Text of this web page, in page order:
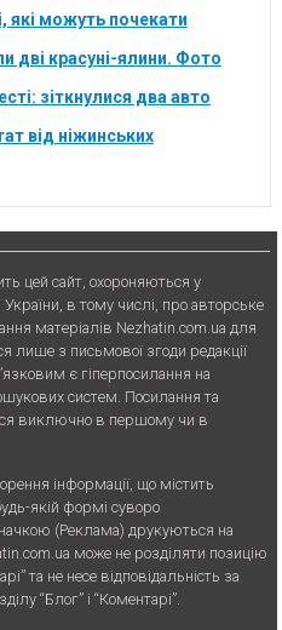
які можуть почекати
дві красуні-ялини. Фото
зіткнулися два авто
від ніжинських
цей сайт, охороняються у
України, в тому числі, про авторське
матерiалiв Nezhatin.com.ua для
лише з письмової згоди редакції
є гiперпосилання на
систем. Посилання та
виключно в першому чи в
iнформацiї, що мiстить
якiй формi суворо
(Реклама) друкуються на
може не розділяти позицію
та не несе відповідальність за
“Блог” і “Коментарі”.